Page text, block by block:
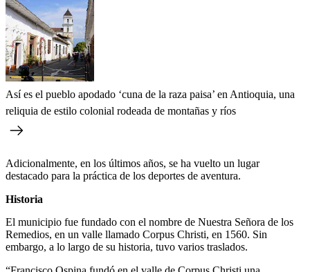
Así es el pueblo apodado ‘cuna de la raza paisa’ en Antioquia, una
reliquia de estilo colonial rodeada de montañas y ríos
Adicionalmente, en los últimos años, se ha vuelto un lugar
destacado para la práctica de los deportes de aventura.
Historia
El municipio fue fundado con el nombre de Nuestra Señora de los
Remedios, en un valle llamado Corpus Christi, en 1560. Sin
embargo, a lo largo de su historia, tuvo varios traslados.